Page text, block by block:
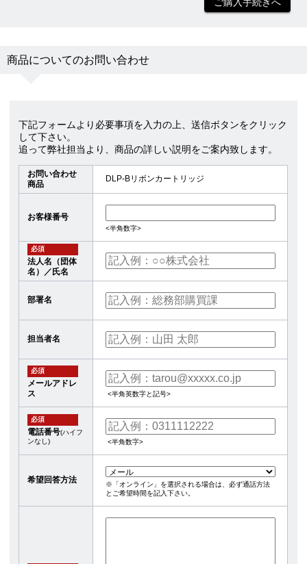
ご購入手続きへ
商品についてのお問い合わせ
下記フォームより必要事項を入力の上、送信ボタンをクリック
して下さい。
追って弊社担当より、商品の詳しい説明をご案内致します。
お問い合わせ
商品
DLP-Bリボンカートリッジ
お客様番号
<半角数字>
必須
法人名（団体
名）／氏名
部署名
担当者名
必須
メールアドレ
ス
<半角英数字と記号>
必須
電話番号(ハイフ
ンなし)
<半角数字>
希望回答方法
※「オンライン」を選択される場合は、必ず通話方法
とご希望時間を記入下さい。